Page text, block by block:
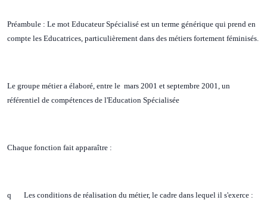
Préambule : Le mot Educateur Spécialisé est un terme générique qui prend en
compte les Educatrices, particulièrement dans des métiers fortement féminisés.
Le groupe métier a élaboré, entre le mars 2001 et septembre 2001, un
référentiel de compétences de l'Education Spécialisée
Chaque fonction fait apparaître :
q Les conditions de réalisation du métier, le cadre dans lequel il s'exerce :